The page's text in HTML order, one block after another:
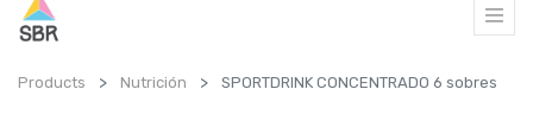
Products Nutrición SPORTDRINK CONCENTRADO 6 sobres